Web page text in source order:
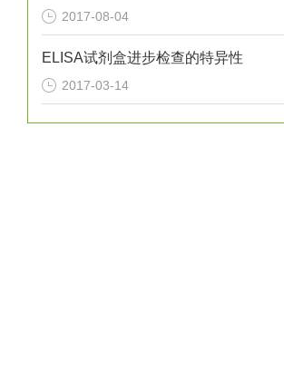
2017-08-04
ELISA试剂盒进步检查的特异性
2017-03-14